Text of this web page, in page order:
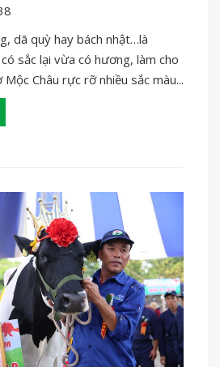
dã quỳ hay bách nhật…là
sắc lại vừa có hương, làm cho
Châu rực rỡ nhiều sắc màu...